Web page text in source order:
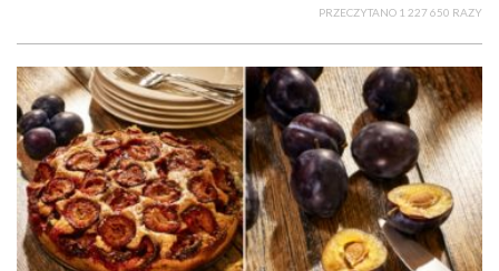
PRZECZYTANO 1 227 650 RAZY